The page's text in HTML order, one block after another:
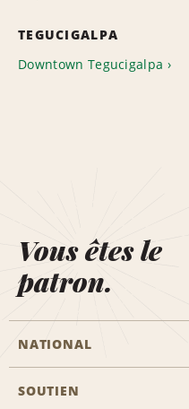
TEGUCIGALPA
Downtown Tegucigalpa
Vous êtes le
patron.
NATIONAL
Aviation générale
SOUTIEN